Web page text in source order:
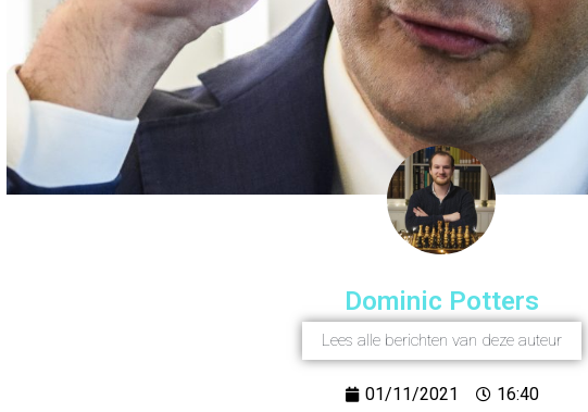
Dominic Potters
Lees alle berichten van deze auteur
01/11/2021 16:40